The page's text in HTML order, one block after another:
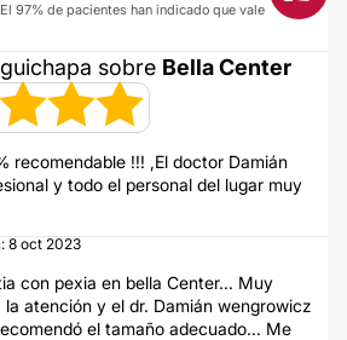
97% de pacientes han indicado que vale
sobre Bella Center
recomendable !!! ,El doctor Damián
y todo el personal del lugar muy
8 oct 2023
con pexia en bella Center... Muy
la atención y el dr. Damián wengrowicz
el tamaño adecuado... Me